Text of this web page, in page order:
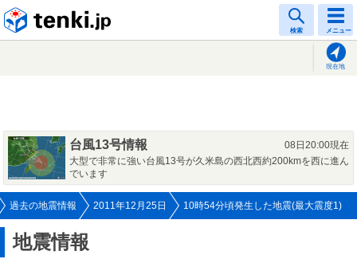
検索 メニュー
現在地
台風13号情報
08日20:00現在
大型で非常に強い台風13号が久米島の西北西約200kmを西に進ん
でいます
過去の地震情報 2011年12月25日 10時54分頃発生した地震(最大震度1)
地震情報